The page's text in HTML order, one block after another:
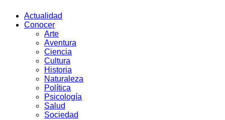
Actualidad
Conocer
Arte
Aventura
Ciencia
Cultura
Historia
Naturaleza
Política
Psicología
Salud
Sociedad